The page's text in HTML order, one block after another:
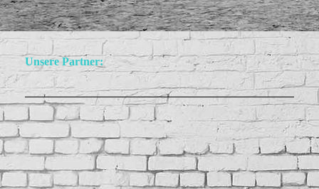
Unsere Partner: